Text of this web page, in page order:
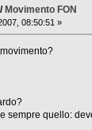
/ Movimento FON
08:50:51 »
sempre quello: